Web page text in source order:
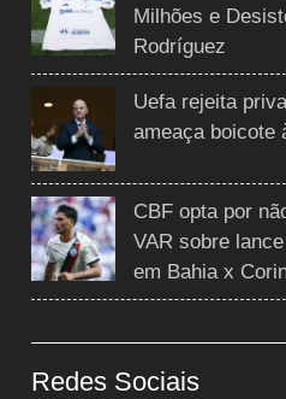
Milhões e
Rodríguez
Uefa rejeita
ameaça boicote
CBF opta por
VAR sobre
em Bahia x
Redes Sociais